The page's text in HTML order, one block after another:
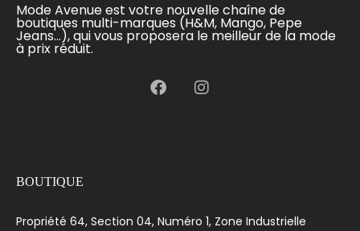
Mode Avenue est votre nouvelle chaîne de
boutiques multi-marques (H&M, Mango, Pepe
Jeans...), qui vous proposera le meilleur de la mode
à prix réduit.
BOUTIQUE
Propriété 64, Section 04, Numéro 1, Zone Industrielle